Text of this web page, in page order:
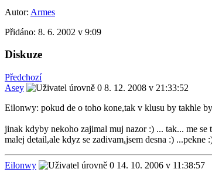
Autor: Armes
Přidáno: 8. 6. 2002 v 9:09
Diskuze
Předchozí
Asey
8. 12. 2008 v 21:33:52
Eilonwy: pokud de o toho kone,tak v klusu by takhle
jinak kdyby nekoho zajimal muj nazor :) ... tak... me
malej detail,ale kdyz se zadivam,jsem desna :) ...pekne
Eilonwy
14. 10. 2006 v 11:38:57